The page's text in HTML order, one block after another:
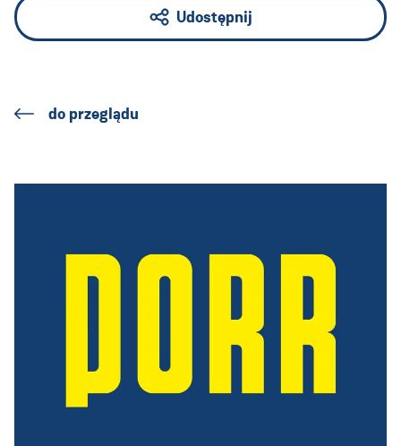
Udostępnij
do przeglądu